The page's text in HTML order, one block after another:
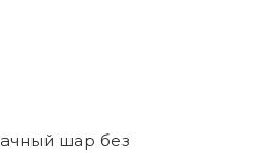
шар без